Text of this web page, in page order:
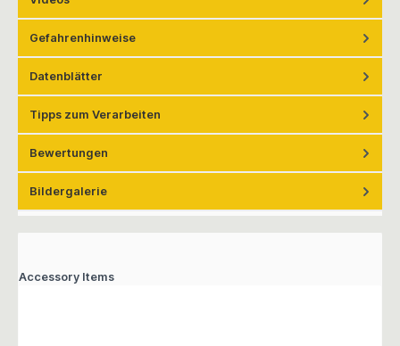
Gefahrenhinweise
Datenblätter
Tipps zum Verarbeiten
Bewertungen
Bildergalerie
Accessory Items